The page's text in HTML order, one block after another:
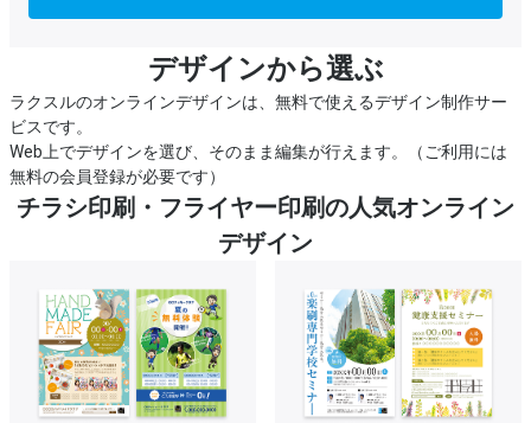
デザインから選ぶ
ラクスルのオンラインデザインは、無料で使えるデザイン制作サー
ビスです。
Web上でデザインを選び、そのまま編集が行えます。（ご利用には
無料の会員登録が必要です）
チラシ印刷・フライヤー印刷の人気オンライン
デザイン